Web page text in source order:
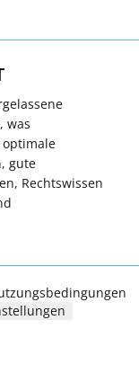
was
gute
Rechtswissen